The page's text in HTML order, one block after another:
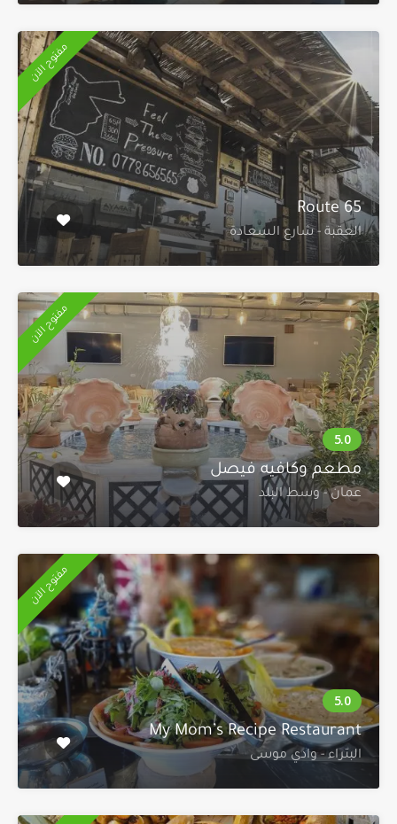
مفتوح الآن
Route 65
العقبة - شارع السعادة
مفتوح الآن
مطعم وكافيه فيصل
عمان - وسط البلد
مفتوح الآن
My Mom’s Recipe Restaurant
البتراء - وادي موسى